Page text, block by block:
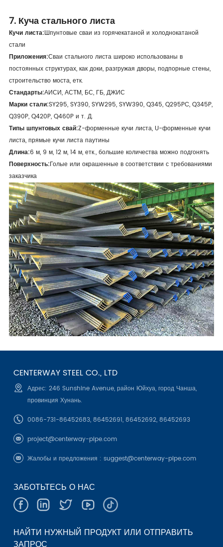
7. Куча стального листа
Кучи листа:Шпунтовые сваи из горячекатаной и холоднокатаной
стали
Приложения:Сваи стального листа широко использованы в
постоянных структурах, как доки, разгружая дворы, подпорные стены,
строительство моста, етк.
Стандарты:АИСИ, АСТМ, БС, ГБ, ДЖИС
Марки стали:SY295, SY390, SYW295, SYW390, Q345, Q295PC, Q345P,
Q390P, Q420P, Q460P и т. Д.
Типы шпунтовых свай:Z-форменные кучи листа, U-форменные кучи
листа, прямые кучи листа паутины
Длина:6 м, 9 м, 12 м, 14 м, етк., большие количества можно подгонять
Поверхность:Голые или окрашенные в соответствии с требованиями
заказчика
CENTERWAY STEEL CO., LTD
Адрес: 246 Sunshine Avenue, район Юйхуа, город Чанша,
провинция Хунань.
0086-731-86452683, 86452691, 86452692, 86452693
project@centerway-pipe.com
Жалобы и предложения :suggest@centerway-pipe.com
ЗАБОТЬТЕСЬ О НАС
НАЙТИ НУЖНЫЙ ПРОДУКТ ИЛИ ОТПРАВИТЬ